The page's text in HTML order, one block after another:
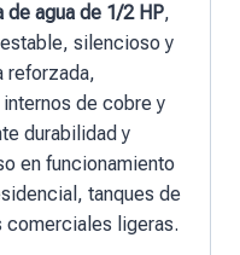
de agua de 1/2 HP,
silencioso y
reforzada,
de cobre y
durabilidad y
en funcionamiento
tanques de
comerciales ligeras.